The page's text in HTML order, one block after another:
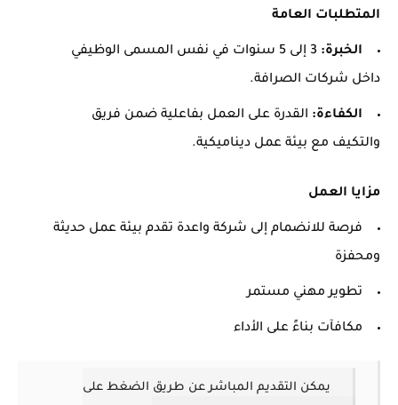
المتطلبات العامة
الخبرة:
3 إلى 5 سنوات في نفس المسمى الوظيفي
داخل شركات الصرافة.
الكفاءة: القدرة على العمل بفاعلية ضمن فريق
والتكيف مع بيئة عمل ديناميكية.
مزايا العمل
فرصة للانضمام إلى شركة واعدة تقدم بيئة عمل حديثة
ومحفزة
تطوير مهني مستمر
مكافآت بناءً على الأداء
يمكن التقديم المباشر عن طريق الضغط على